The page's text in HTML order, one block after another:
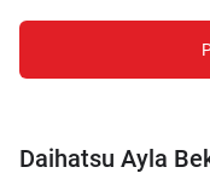
Daihatsu Ayla